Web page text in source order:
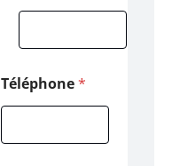
n
Téléphone*